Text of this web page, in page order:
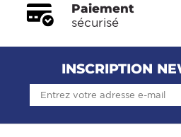
Paiement
sécurisé
INSCRIPTION